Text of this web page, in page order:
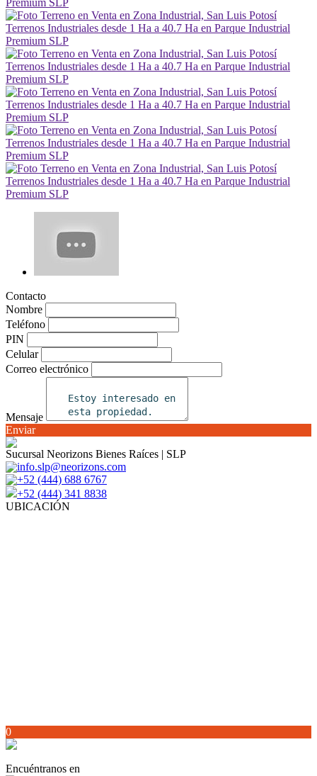
Contacto
Nombre
Teléfono
PIN
Celular
Correo electrónico
Mensaje
Enviar
Sucursal Neorizons Bienes Raíces | SLP
info.slp@neorizons.com
+52 (444) 688 6767
+52 (444) 341 8838
UBICACIÓN
0
Encuéntranos en